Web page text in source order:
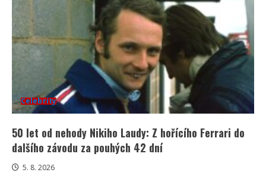
Celebrity
50 let od nehody Nikiho Laudy: Z hořícího Ferrari do
dalšího závodu za pouhých 42 dní
5. 8. 2026